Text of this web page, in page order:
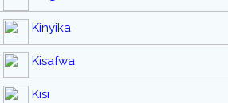
Kinyika
Kisafwa
Kisi